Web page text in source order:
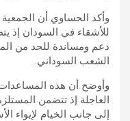
وأكد الحساوي أن
للأشقاء في السودان إذ
دعم ومساندة للحد من
الشعب السوداني.
وأوضح أن هذه المساعدات
العاجلة إذ تتضمن
إلى جانب الخيام لإيواء